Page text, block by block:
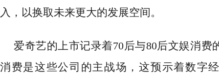
入，以换取未来更大的发展空间。
爱奇艺的上市记录着70后与80后文娱消费
消费是这些公司的主战场，这预示着数字